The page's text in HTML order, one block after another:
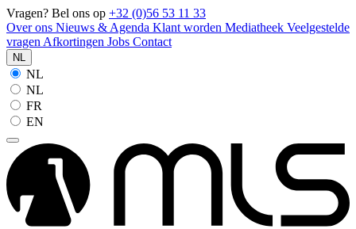
Vragen? Bel ons op +32 (0)56 53 11 33
Over ons Nieuws & Agenda Klant worden Mediatheek Veelgestelde
vragen Afkortingen Jobs Contact
NL
NL
NL
FR
EN